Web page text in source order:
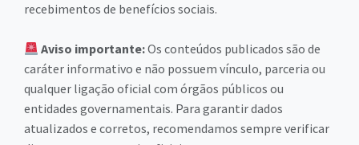
recebimentos de benefícios sociais.
Aviso importante:Os conteúdos publicados são de
caráter informativo e não possuem vínculo, parceria ou
qualquer ligação oficial com órgãos públicos ou
entidades governamentais. Para garantir dados
atualizados e corretos, recomendamos sempre verificar